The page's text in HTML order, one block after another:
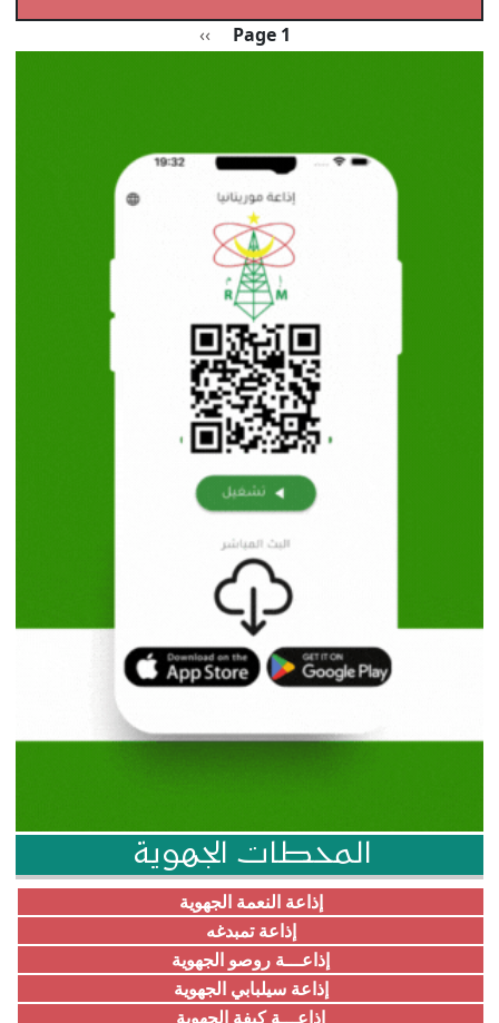
Page 1 الصفحة التالية
››
المحطات الجهوية
إذاعة النعمة الجهوية
إذاعة تمبدغه
إذاعـــة روصو الجهوية
إذاعة سيلبابي الجهوية
إذاعـــة كيفة الجهوية